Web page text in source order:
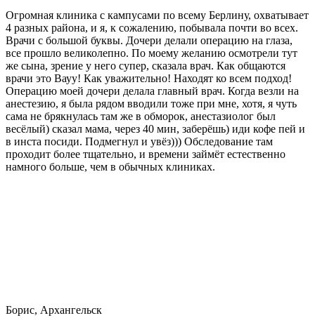
Огромная клиника с кампусами по всему Берлину, охватывает
4 разных района, и я, к сожалению, побывала почти во всех.
Врачи с большой буквы. Дочери делали операцию на глаза,
все прошло великолепно. По моему желанию осмотрели тут
же сына, зрение у него супер, сказала врач. Как общаются
врачи это Вауу! Как уважительно! Находят ко всем подход!
Операцию моей дочери делала главный врач. Когда везли на
анестезию, я была рядом вводили тоже при мне, хотя, я чуть
сама не брякнулась там же в обморок, анестазиолог был
весёлый) сказал мама, через 40 мин, заберёшь) иди кофе пей и
в инста посиди. Подмегнул и увёз))) Обследование там
проходит более тщательно, и времени займёт естественно
намного больше, чем в обычных клиниках.
Борис, Архангельск